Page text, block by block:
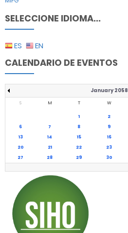
SELECCIONE IDIOMA...
ES EN
CALENDARIO DE EVENTOS
January 2058
S M T W
1 2
6
7 8 9
13
14 15 16
20
21 22 23
27
28 29 30